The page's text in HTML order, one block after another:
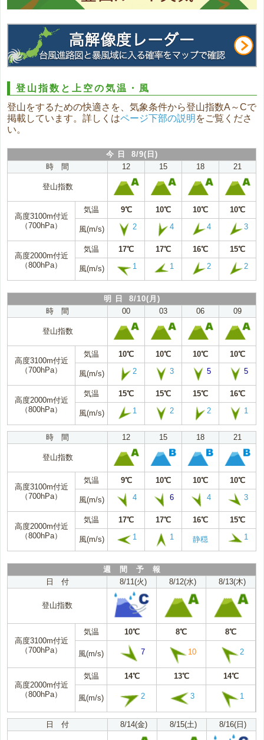
登山指数と上空の気温・風
登山をするための快適さを、気象条件から登山指数A～Cで
掲載しています。詳しくはページ下部の説明 をご覧くださ
い。
今 日 8/9(日)
時 間
12 15 18 21
登山指数
高度3100m付近
（700hPa）
気温 9℃ 10℃ 10℃ 10℃
風(m/s) 2 4 4 3
高度2000m付近
（800hPa）
気温 17℃ 17℃ 16℃ 15℃
風(m/s) 1 1 2 2
明 日 8/10(月)
時 間
00 03 06 09
登山指数
高度3100m付近
（700hPa）
気温 10℃ 10℃ 10℃ 10℃
風(m/s) 2 3 5 5
高度2000m付近
（800hPa）
気温 15℃ 15℃ 15℃ 16℃
風(m/s) 1 2 2 1
時 間 12 15 18 21
登山指数
高度3100m付近
（700hPa）
気温 9℃ 10℃ 10℃ 10℃
風(m/s) 4 6 4 3
高度2000m付近
（800hPa）
気温 17℃ 17℃ 16℃ 15℃
風(m/s) 1 1 静穏 1
週 間 予 報
日 付
8/11(火) 8/12(水) 8/13(木)
登山指数
高度3100m付近
（700hPa）
気温 10℃ 8℃ 8℃
風(m/s) 7 10 2
高度2000m付近
（800hPa）
気温 14℃ 13℃ 14℃
風(m/s) 2 3 1
日 付 8/14(金) 8/15(土) 8/16(日)